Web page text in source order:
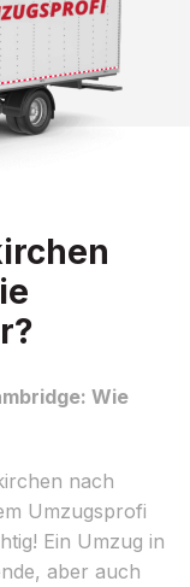
Wie
nach
Umzugsprofi
Ein Umzug in
aber auch